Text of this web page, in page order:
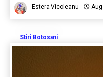
Estera Vicoleanu
Stiri Botosani